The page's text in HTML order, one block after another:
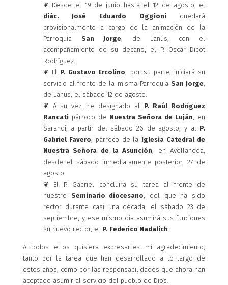
❦ Desde el 19 de junio hasta el 12 de agosto, el
diác. José Eduardo Oggioniquedará
provisionalmente a cargo de la animación de la
Parroquia San Jorge , de Lanús, con el
acompañamiento de su decano, el P. Oscar Dibot
Rodríguez.
❦ El P. Gustavo Ercolino , por su parte, iniciará su
servicio al frente de la misma ParroquiaSan Jorge
de Lanús, el sábado 12 de agosto.
❦ A su vez, he designado al P. Raúl Rodríguez
Rancatipárroco de Nuestra Señora de Luján , en
Sarandí, a partir del sábado 26 de agosto, y al P.
Gabriel Favero , párroco de la Iglesia Catedral de
Nuestra Señora de la Asunción , en Avellaneda,
desde el sábado inmediatamente posterior, 27 de
agosto.
❦ El P. Gabriel concluirá su tarea al frente de
nuestro Seminario diocesano , del que ha sido
rector durante casi una década, el sábado 23 de
septiembre, y ese mismo día asumirá sus funciones
su nuevo rector, el P. Federico Nadalich
A todos ellos quisiera expresarles mi agradecimiento,
tanto por la tarea que han desarrollado a lo largo de
estos años, como por las responsabilidades que ahora han
aceptado asumir al servicio del pueblo de Dios.